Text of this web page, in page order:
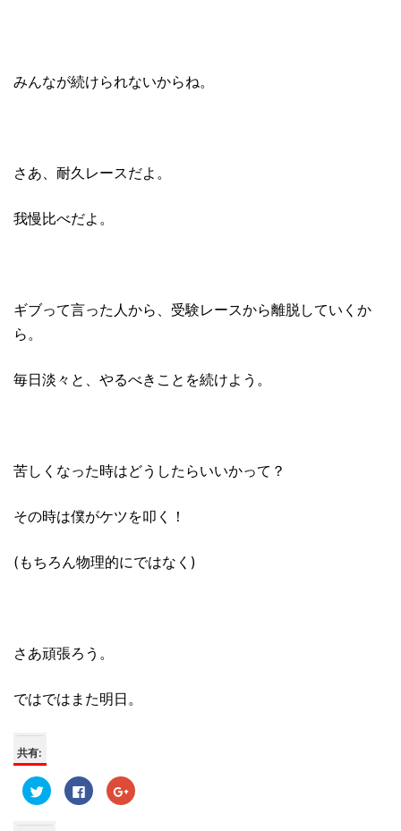
みんなが続けられないからね。
さあ、耐久レースだよ。
我慢比べだよ。
ギブって言った人から、受験レースから離脱していくか
ら。
毎日淡々と、やるべきことを続けよう。
苦しくなった時はどうしたらいいかって？
その時は僕がケツを叩く！
(もちろん物理的にではなく)
さあ頑張ろう。
ではではまた明日。
共有:
ク
リ
F
a
ク
リ